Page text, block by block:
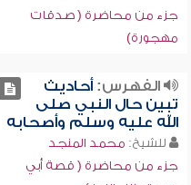
جزء من محاضرة ( صدقات
مهجورة)
الفهرس:أحاديث
تبين حال النبي صلى
الله عليه وسلم وأصحابه
للشيخ: محمد المنجد
جزء من محاضرة ( قصة أبي